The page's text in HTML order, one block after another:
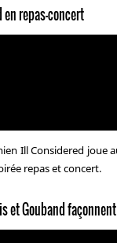
en repas-concert
Ill Considered joue
repas et concert.
et Gouband